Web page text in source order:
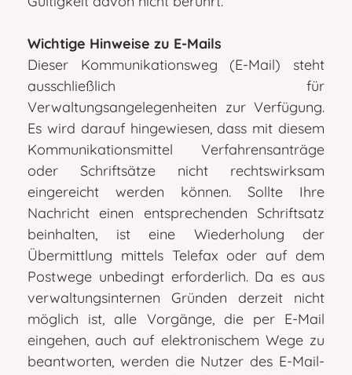
Wichtige Hinweise zu E-Mails
Dieser Kommunikationsweg (E-Mail) steht
ausschließlich für
Verwaltungsangelegenheiten zur Verfügung.
Es wird darauf hingewiesen, dass mit diesem
Kommunikationsmittel Verfahrensanträge
oder Schriftsätze nicht rechtswirksam
eingereicht werden können. Sollte Ihre
Nachricht einen entsprechenden Schriftsatz
beinhalten, ist eine Wiederholung der
Übermittlung mittels Telefax oder auf dem
Postwege unbedingt erforderlich. Da es aus
verwaltungsinternen Gründen derzeit nicht
möglich ist, alle Vorgänge, die per E-Mail
eingehen, auch auf elektronischem Wege zu
beantworten, werden die Nutzer des E-Mail-